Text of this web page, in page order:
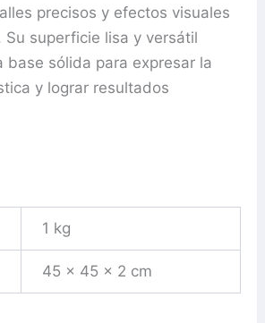
precisos y efectos visuales
Su superficie lisa y versátil
base sólida para expresar la
y lograr resultados
1 kg
45 × 45 × 2 cm